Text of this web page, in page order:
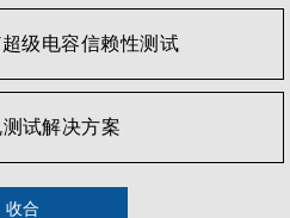
级电容信赖性测试
试解决方案
收合